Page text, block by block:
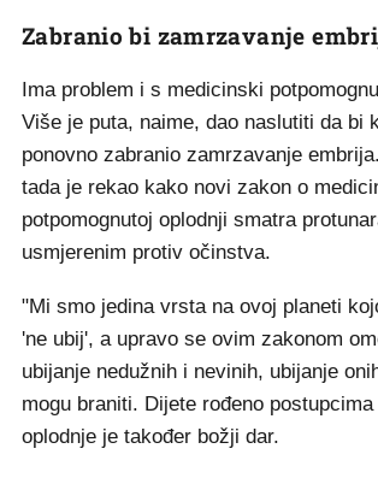
Zabranio bi zamrzavanje
Ima problem i s medicinski
Više je puta, naime, dao naslutiti da bi
ponovno zabranio zamrzavanje
tada je rekao kako novi zakon o
potpomognutoj oplodnji smatra
usmjerenim protiv očinstva.
"Mi smo jedina vrsta na ovoj planeti
'ne ubij', a upravo se ovim zakonom
ubijanje nedužnih i nevinih, ubijanje
mogu braniti. Dijete rođeno
oplodnje je također božji dar.